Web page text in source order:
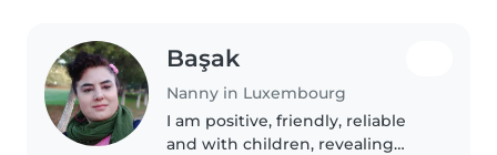
Başak
Nanny in Luxembourg
I am positive, friendly, reliable
and with children, revealing